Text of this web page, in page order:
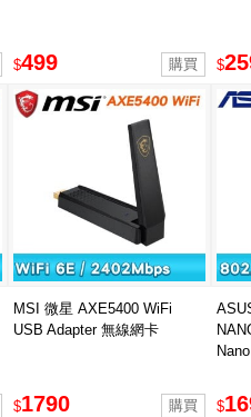
$499 $
MSI 微星 AXE5400 WiFi
USB Adapter 無線網卡
$1790 $